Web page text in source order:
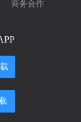
商务合作